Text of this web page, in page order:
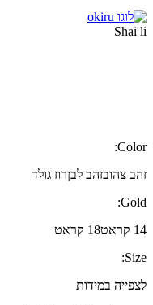
Shai li
Color:
זהב צהובזהב לבןרוז גולד
Gold:
14 קראט
18 קראט
Size:
לצפייה במידות